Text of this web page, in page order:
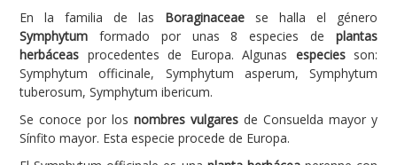
Animales
Hongos
Carencias
Fotos
Flores y Plantas
En la familia de las Boraginaceae se halla el género
Symphytum formado por unas 8 especies de plantas
herbáceas procedentes de Europa. Algunas especiesson:
Symphytum officinale, Symphytum asperum, Symphytum
tuberosum, Symphytum ibericum.
Se conoce por los nombres vulgares de Consuelda mayor y
Sínfito mayor. Esta especie procede de Europa.